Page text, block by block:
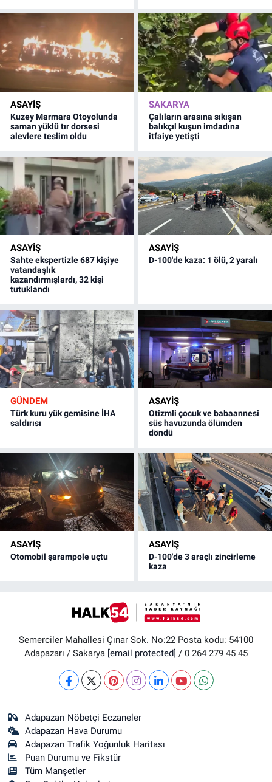
ASAYİŞ
Kuzey Marmara Otoyolunda
saman yüklü tır dorsesi
alevlere teslim oldu
SAKARYA
Çalıların arasına sıkışan
balıkçıl kuşun imdadına
itfaiye yetişti
ASAYİŞ
Sahte ekspertizle 687 kişiye
vatandaşlık
kazandırmışlardı, 32 kişi
tutuklandı
ASAYİŞ
D-100'de kaza: 1 ölü, 2 yaralı
GÜNDEM
Türk kuru yük gemisine İHA
saldırısı
ASAYİŞ
Otizmli çocuk ve babaannesi
süs havuzunda ölümden
döndü
ASAYİŞ
Otomobil şarampole uçtu
ASAYİŞ
D-100'de 3 araçlı zincirleme
kaza
Semerciler Mahallesi Çınar Sok. No:22 Posta kodu: 54100
Adapazarı / Sakarya [email protected] / 0 264 279 45 45
Adapazarı Nöbetçi Eczaneler
Adapazarı Hava Durumu
Adapazarı Trafik Yoğunluk Haritası
Puan Durumu ve Fikstür
Tüm Manşetler